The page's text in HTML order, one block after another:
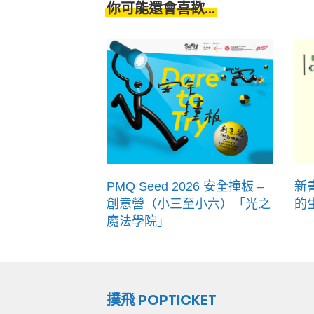
你可能還會喜歡...
PMQ Seed 2026 安全撞板 –
創意營（小三至小六）「光之
魔法學院」
新
的
撲飛 POPTICKET